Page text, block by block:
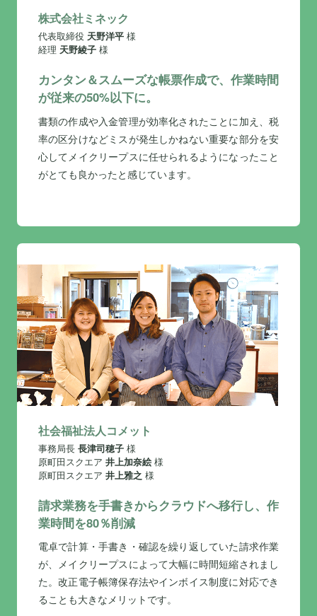
株式会社ミネック
代表取締役 天野洋平様
経理 天野綾子様
カンタン＆スムーズな帳票作成で、作業時間
が従来の50%以下に。
書類の作成や入金管理が効率化されたことに加え、税
率の区分けなどミスが発生しかねない重要な部分を安
心してメイクリープスに任せられるようになったこと
がとても良かったと感じています。
社会福祉法人コメット
事務局長 長津司穂子様
原町田スクエア 井上加奈絵様
原町田スクエア 井上雅之 様
請求業務を手書きからクラウドへ移行し、作
業時間を80％削減
電卓で計算・手書き・確認を繰り返していた請求作業
が、メイクリープスによって大幅に時間短縮されまし
た。改正電子帳簿保存法やインボイス制度に対応でき
ることも大きなメリットです。